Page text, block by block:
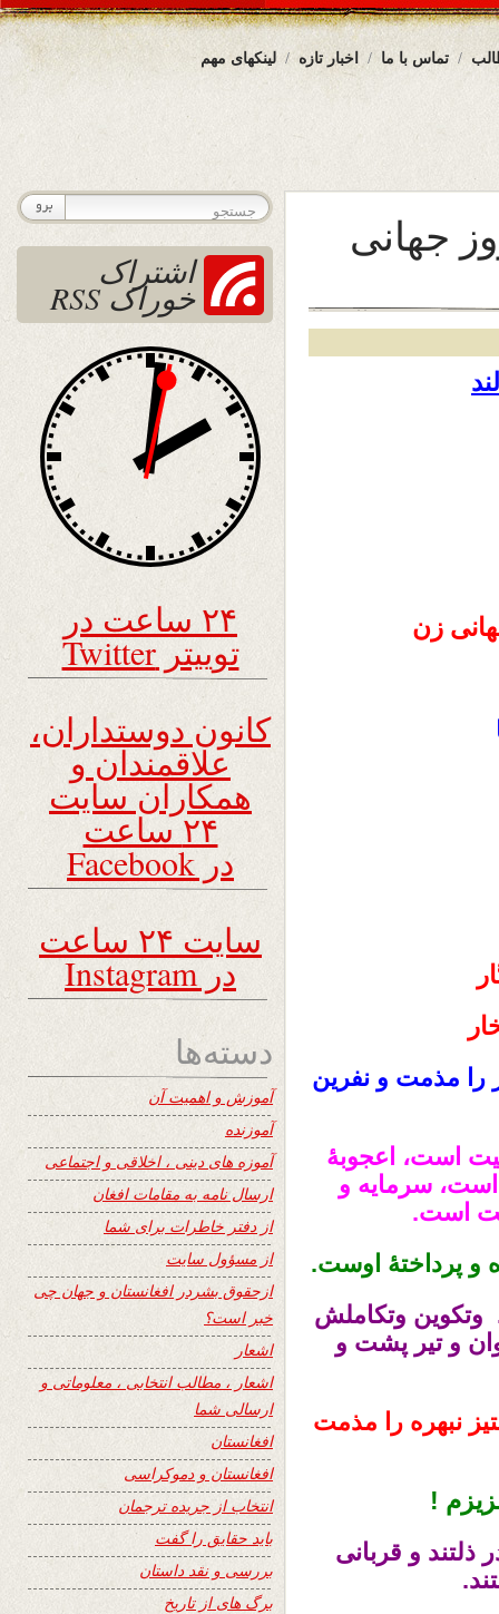
لینکهای مهم اخبار تازه تماس با ما
جهانی
زن
را مذمت و نفرین
است، اعجوبۀ
سرمایه و
است.
و پرداختۀ اوست.
وتکوین وتکاملش
و تیر پشت و
نبهره را مذمت
!
ذلتند و قربانی
اشتراک
خوراک RSS
۲۴ ساعت در
توییتر Twitter
کانون دوستداران،
علاقمندان و
همکاران سایت
۲۴ ساعت
در Facebook
سایت ۲۴ ساعت
در Instagram
دسته‌ها
آموزش و اهمیت آن
آموزنده
آموزه های دینی ، اخلاقی و اجتماعی
ارسال نامه به مقامات افغان
از دفتر خاطرات برای شما
از مسؤول سایت
ازحقوق بشردر افغانستان و جهان چی
خبر است؟
اشعار
اشعار ، مطالب انتخابی ، معلوماتی و
ارسالی شما
افغانستان
افغانستان و دموکراسی
انتخاب از جریده ترجمان
باید حقایق را گفت
بررسی و نقد داستان
برگ های از تاریخ